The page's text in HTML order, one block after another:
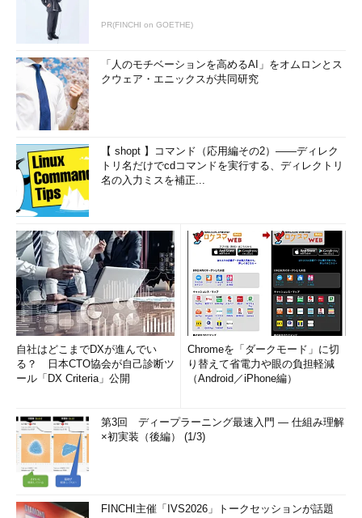
PR(FINCHI on GOETHE)
「人のモチベーションを高めるAI」をオムロンとス
クウェア・エニックスが共同研究
【 shopt 】コマンド（応用編その2）――ディレク
トリ名だけでcdコマンドを実行する、ディレクトリ
名の入力ミスを補正...
自社はどこまでDXが進んでい
る？ 日本CTO協会が自己診断ツ
ール「DX Criteria」公開
Chromeを「ダークモード」に切
り替えて省電力や眼の負担軽減
（Android／iPhone編）
第3回 ディープラーニング最速入門 ― 仕組み理解
×初実装（後編） (1/3)
FINCHI主催「IVS2026」トークセッションが話題